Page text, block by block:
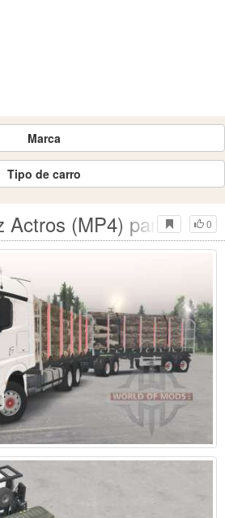
Marca
Tipo de carro
0
Actros (MP4) para Spin